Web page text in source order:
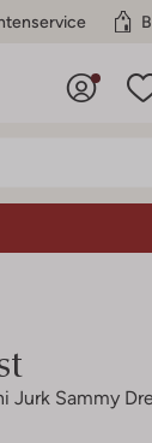
Jurk Sammy